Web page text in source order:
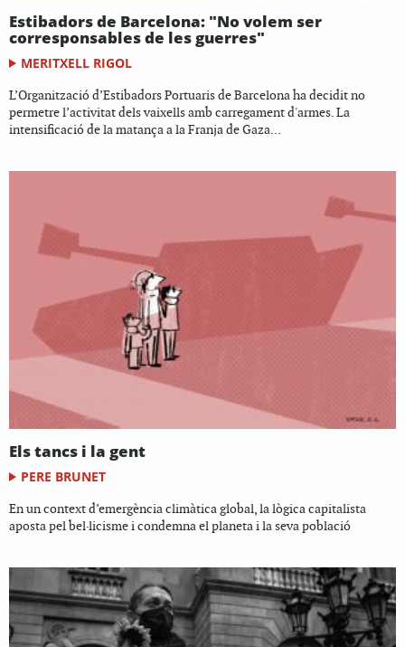
Estibadors de Barcelona: "No volem ser
corresponsables de les guerres"
MERITXELL RIGOL
L’Organització d’Estibadors Portuaris de Barcelona ha decidit no
permetre l’activitat dels vaixells amb carregament d'armes. La
intensificació de la matança a la Franja de Gaza...
Els tancs i la gent
PERE BRUNET
En un context d’emergència climàtica global, la lògica capitalista
aposta pel bel·licisme i condemna el planeta i la seva població